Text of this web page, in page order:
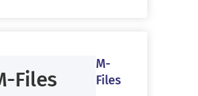
Files
M-
Files